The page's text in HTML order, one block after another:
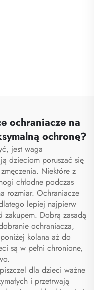
ochraniacze na
ochronę?
jest waga
dzieciom poruszać się
Niektóre z
chłodne podczas
rozmiar. Ochraniacze
lepiej najpierw
zakupem. Dobrą zasadą
ochraniacza,
kolana aż do
są w pełni chronione,
dla dzieci ważne
i przetrwają